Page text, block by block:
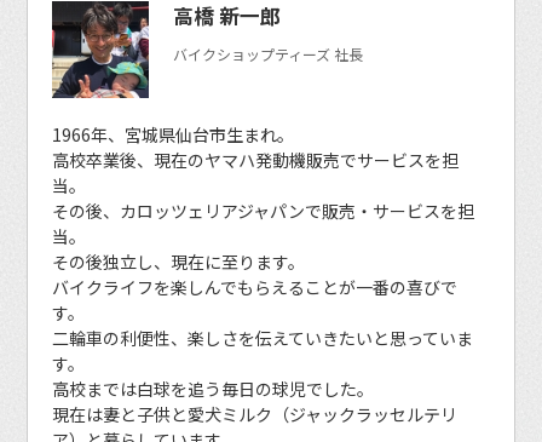
高橋 新一郎
バイクショップティーズ 社長
1966年、宮城県仙台市生まれ。
高校卒業後、現在のヤマハ発動機販売でサービスを担
当。
その後、カロッツェリアジャパンで販売・サービスを担
当。
その後独立し、現在に至ります。
バイクライフを楽しんでもらえることが一番の喜びで
す。
二輪車の利便性、楽しさを伝えていきたいと思っていま
す。
高校までは白球を追う毎日の球児でした。
現在は妻と子供と愛犬ミルク（ジャックラッセルテリ